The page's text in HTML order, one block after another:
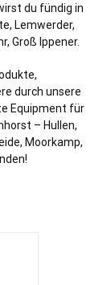
du fündig in
, Lemwerder,
, Groß Ippener.
durch unsere
Equipment für
– Hullen,
Moorkamp,